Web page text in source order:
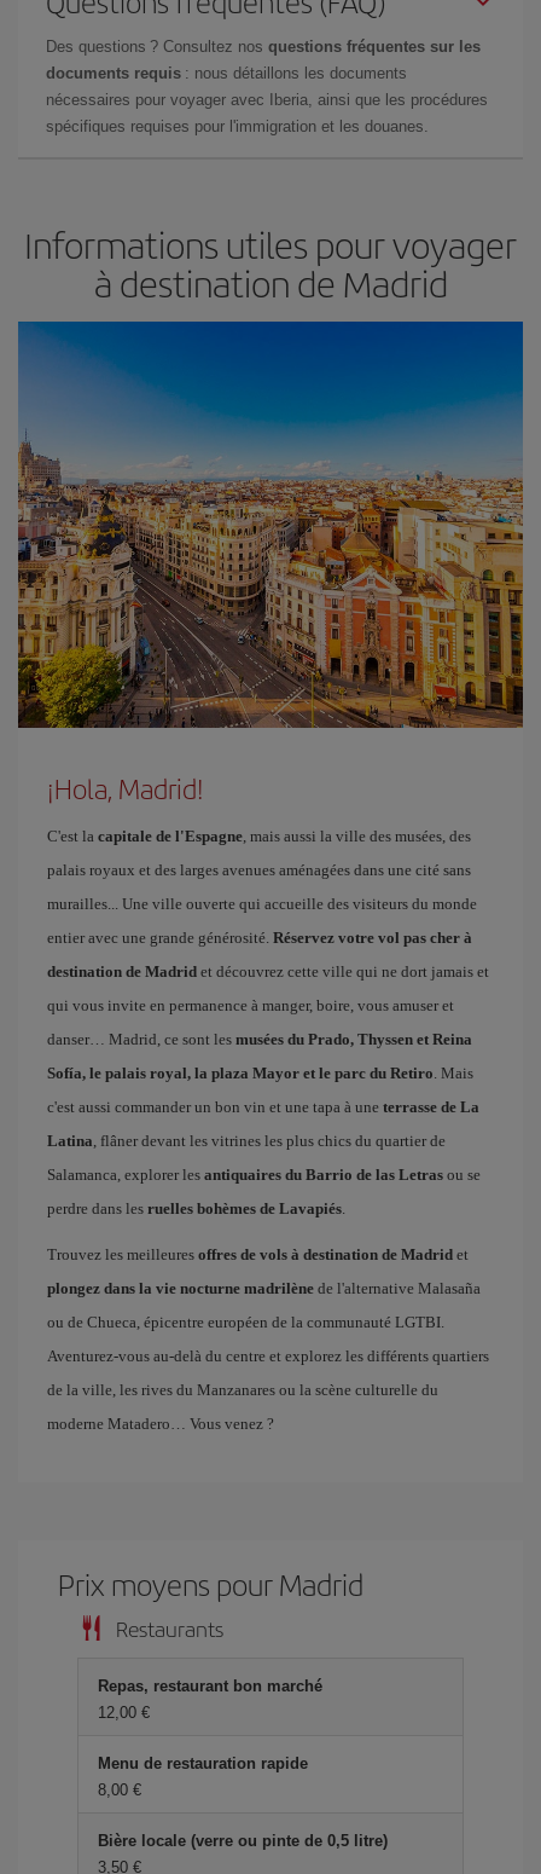
Des questions ? Consultez nos questions fréquentes sur les
documents requis : nous détaillons les documents
nécessaires pour voyager avec Iberia, ainsi que les procédures
spécifiques requises pour l'immigration et les douanes.
Informations utiles pour voyager
à destination de Madrid
¡Hola, Madrid!
C'est la capitale de l'Espagne, mais aussi la ville des musées, des
palais royaux et des larges avenues aménagées dans une cité sans
murailles... Une ville ouverte qui accueille des visiteurs du monde
entier avec une grande générosité. Réservez votre vol pas cher à
destination de Madrid et découvrez cette ville qui ne dort jamais et
qui vous invite en permanence à manger, boire, vous amuser et
danser… Madrid, ce sont les musées du Prado, Thyssen et Reina
Sofía, le palais royal, la plaza Mayor et le parc du Retiro. Mais
c'est aussi commander un bon vin et une tapa à une terrasse de La
Latina, flâner devant les vitrines les plus chics du quartier de
Salamanca, explorer les antiquaires du Barrio de las Letras ou se
perdre dans les ruelles bohèmes de Lavapiés.
Trouvez les meilleures offres de vols à destination de Madrid et
plongez dans la vie nocturne madrilène de l'alternative Malasaña
ou de Chueca, épicentre européen de la communauté LGTBI.
Aventurez-vous au-delà du centre et explorez les différents quartiers
de la ville, les rives du Manzanares ou la scène culturelle du
moderne Matadero… Vous venez ?
Prix ​​moyens pour Madrid
Restaurants
Repas, restaurant bon marché
12,00 €
Menu de restauration rapide
8,00 €
Bière locale (verre ou pinte de 0,5 litre)
3,50 €